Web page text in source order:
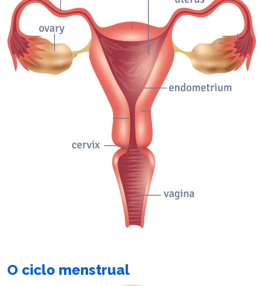
O ciclo menstrual